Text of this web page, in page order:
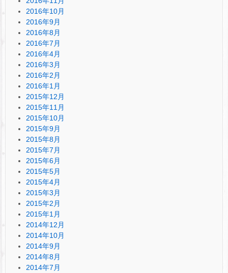
2016年10月
2016年9月
2016年8月
2016年7月
2016年4月
2016年3月
2016年2月
2016年1月
2015年12月
2015年11月
2015年10月
2015年9月
2015年8月
2015年7月
2015年6月
2015年5月
2015年4月
2015年3月
2015年2月
2015年1月
2014年12月
2014年10月
2014年9月
2014年8月
2014年7月